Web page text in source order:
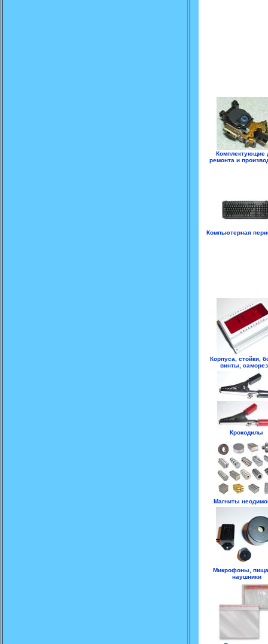
Комплектующие
ремонта и
Компьютерная
Корпуса, стойки,
винты,
Крокодилы
Магниты
Микрофоны,
наушники